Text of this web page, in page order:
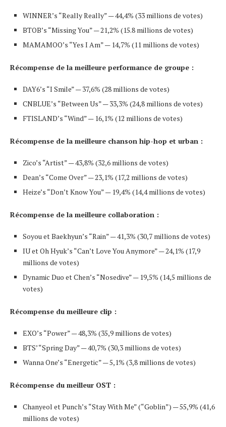
WINNER’s “Really Really” — 44,4% (33 millions de votes)
BTOB’s “Missing You” — 21,2% (15.8 millions de votes)
MAMAMOO’s “Yes I Am” — 14,7% (11 millions de votes)
Récompense de la meilleure performance de groupe :
DAY6’s “I Smile” — 37,6% (28 millions de votes)
CNBLUE’s “Between Us” — 33,3% (24,8 millions de votes)
FTISLAND’s “Wind” — 16,1% (12 millions de votes)
Récompense de la meilleure chanson hip-hop et urban :
Zico’s “Artist” — 43,8% (32,6 millions de votes)
Dean’s “Come Over” — 23,1% (17,2 millions de votes)
Heize’s “Don’t Know You” — 19,4% (14,4 millions de votes)
Récompense de la meilleure collaboration :
Soyou et Baekhyun’s “Rain” — 41,3% (30,7 millions de votes)
IU et Oh Hyuk’s “Can’t Love You Anymore” — 24,1% (17,9
millions de votes)
Dynamic Duo et Chen’s “Nosedive” — 19,5% (14,5 millions de
votes)
Récompense du meilleure clip :
EXO’s “Power” — 48,3% (35,9 millions de votes)
BTS’ “Spring Day” — 40,7% (30,3 millions de votes)
Wanna One’s “Energetic” — 5,1% (3,8 millions de votes)
Récompense du meilleur OST :
Chanyeol et Punch’s “Stay With Me” (“Goblin”) — 55,9% (41,6
millions de votes)